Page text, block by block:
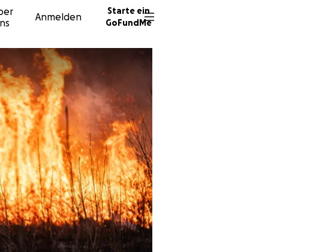
Anmelden
Starte ein
GoFundMe